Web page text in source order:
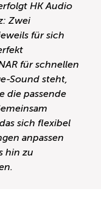
HK Audio
Zwei
für sich
für schnellen
Sound steht,
die passende
sich flexibel
anpassen
hin zu